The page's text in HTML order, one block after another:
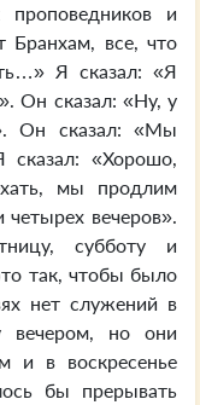
проповедников и
Бранхам, все, что
Я сказал: «Я
Он сказал: «Ну, у
Он сказал: «Мы
«Хорошо,
мы продлим
вечеров».
субботу и
так, чтобы было
нет служений в
вечером, но они
и в воскресенье
бы прерывать